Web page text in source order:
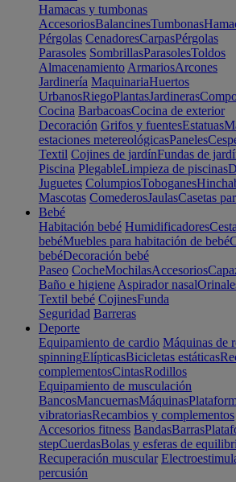
Hamacas y tumbonas
AccesoriosBalancinesTumbonas
Pérgolas CenadoresCarpasPérgolas
Parasoles SombrillasParasolesToldos
Almacenamiento ArmariosArcones
Jardinería MaquinariaHuertos
UrbanosRiegoPlantasJardineras
Cocina BarbacoasCocina de exterior
Decoración Grifos y fuentesEstatuas
estaciones metereológicasPaneles
Textil Cojines de jardínFundas de
Piscina PlegableLimpieza de piscinas
Juguetes ColumpiosToboganes
Mascotas ComederosJaulasCasetas
Bebé
Habitación bebé Humidificadores
bebéMuebles para habitación de bebé
bebéDecoración bebé
Paseo CocheMochilasAccesorios
Baño e higiene Aspirador nasal
Textil bebé CojinesFunda
Seguridad Barreras
Deporte
Equipamiento de cardio Máquinas de
spinningElípticasBicicletas estáticas
complementosCintasRodillos
Equipamiento de musculación
BancosMancuernasMáquinas
vibratoriasRecambios y complementos
Accesorios fitness BandasBarras
stepCuerdasBolas y esferas de
Recuperación muscular
percusión